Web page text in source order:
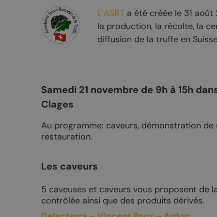
Nuit de la randonnée
Bal du 1er août
La Fête du Livre
Annoncer votre événement
Tous les restaurants
Chamoson
St-Pierre-de-Clages
Logements
Camping-
L’ASRT a été créée le 31
la production, la récolte, la
diffusion de la truffe en
Samedi 21 novembre de 9h à 15h
Clages
Au programme: caveurs, démonstration
restauration.
Les caveurs
5 caveuses et caveurs vous proposent de
contrôlée ainsi que des produits dérivés.